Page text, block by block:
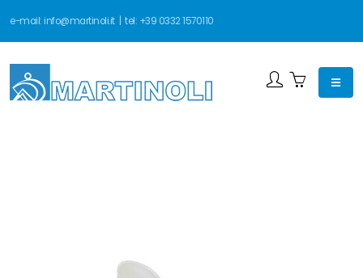
e-mail:info@martinoli.it| tel: +39 0332 1570110